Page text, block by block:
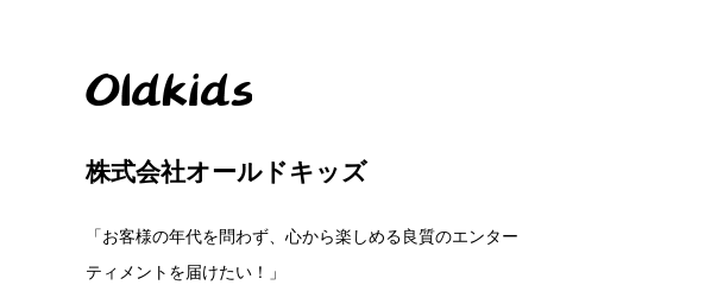
株式会社オールドキッズ
「お客様の年代を問わず、心から楽しめる良質のエンター
ティメントを届けたい！」